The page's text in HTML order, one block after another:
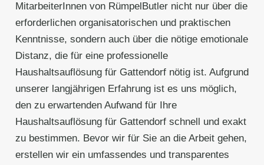
MitarbeiterInnen von RümpelButler nicht nur über die
erforderlichen organisatorischen und praktischen
Kenntnisse, sondern auch über die nötige emotionale
Distanz, die für eine professionelle
Haushaltsauflösung für Gattendorf nötig ist. Aufgrund
unserer langjährigen Erfahrung ist es uns möglich,
den zu erwartenden Aufwand für Ihre
Haushaltsauflösung für Gattendorf schnell und exakt
zu bestimmen. Bevor wir für Sie an die Arbeit gehen,
erstellen wir ein umfassendes und transparentes